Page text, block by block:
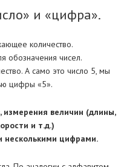
и «цифра».
количество.
обозначения чисел.
А само это число 5, мы
цифры «5».
измерения величин (длины,
и т.д.)
несколькими цифрами.